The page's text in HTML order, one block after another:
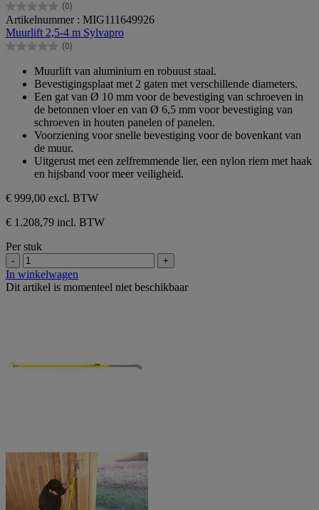
(0)
0.0
van
de
5
Artikelnummer : MIG111649926
Muurlift 2,5-4 m Sylvapro
(0)
0.0
sterren.
Muurlift van aluminium en robuust staal.
Bevestigingsplaat met 2 gaten met verschillende diameters.
Een gat van Ø 10 mm voor de bevestiging van schroeven in
de betonnen vloer en van Ø 6,5 mm voor bevestiging van
schroeven in houten panelen of panelen.
Voorziening voor snelle bevestiging voor de bovenkant van
de muur.
Uitgerust met een zelfremmende lier, een nylon riem met haak
en hijsband voor meer veiligheid.
€ 999,00 excl. BTW
€ 1.208,79 incl. BTW
Per stuk
- +
In winkelwagen
Dit artikel is momenteel niet beschikbaar